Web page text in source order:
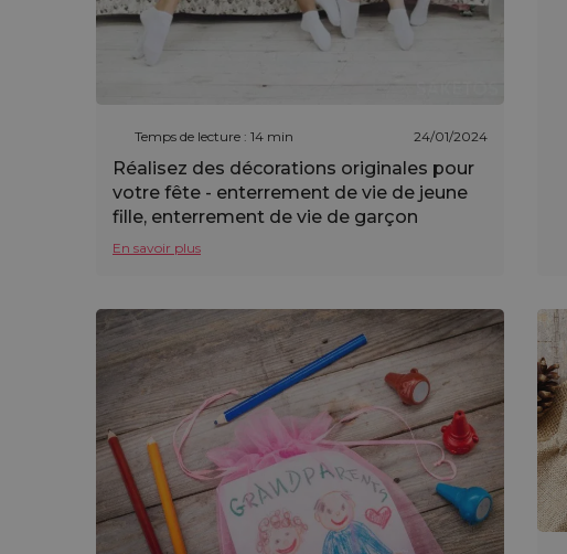
Temps de lecture : 14 min 24/01/2024
Réalisez des décorations originales pour
votre fête - enterrement de vie de jeune
fille, enterrement de vie de garçon
En savoir plus